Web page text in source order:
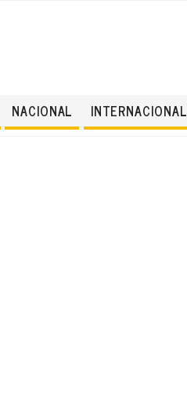
NACIONAL INTERNACIONAL